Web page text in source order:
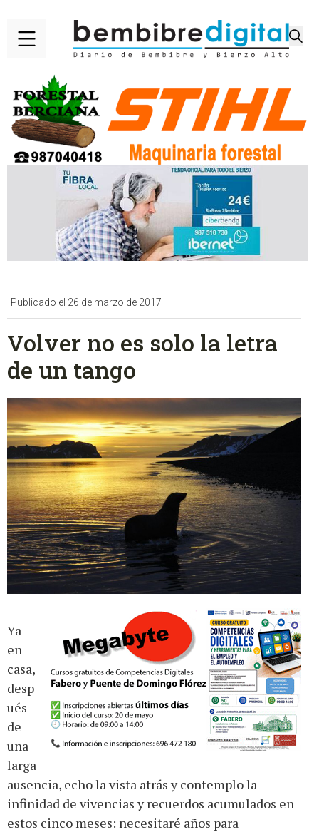
Publicado el 26 de marzo de 2017
Volver no es solo la letra
de un tango
Ya
en
casa,
desp
ués
de
una
larga
ausencia, echo la vista atrás y contemplo la
infinidad de vivencias y recuerdos acumulados en
estos cinco meses: necesitaré años para